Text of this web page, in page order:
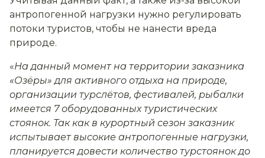
антропогенной нагрузки нужно регулировать
потоки туристов, чтобы не нанести вреда
природе.
«На данный момент на территории заказника
«Озёры» для активного отдыха на природе,
организации турслётов, фестивалей, рыбалки
имеется 7 оборудованных туристических
стоянок. Так как в курортный сезон заказник
испытывает высокие антропогенные нагрузки,
планируется довести количество турстоянок до